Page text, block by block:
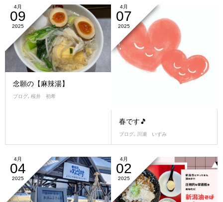
4月
09
2025
念願の【麻辣湯】
ブログ, 桜井 初希
4月
07
2025
春です🎵
ブログ, 川瀬 いずみ
4月
04
2025
4月
02
2025